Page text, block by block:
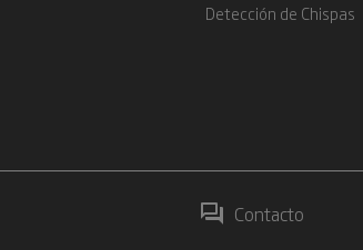
Detección de Chispas
Contacto